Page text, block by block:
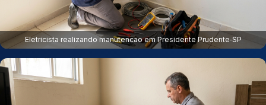
Eletricista realizando manutencao em Presidente Prudente‑SP